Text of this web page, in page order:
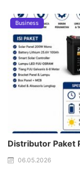
Business
Distributor Paket
06.05.2026